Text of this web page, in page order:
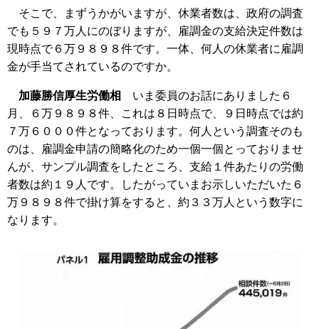
そこで、まずうかがいますが、休業者数は、政府の調査
でも５９７万人にのぼりますが、雇調金の支給決定件数は
現時点で６万９８９８件です。一体、何人の休業者に雇調
金が手当てされているのですか。
加藤勝信厚生労働相
いま委員のお話にありました６
月、６万９８９８件、これは８日時点で、９日時点では約
７万６０００件となっております。何人という調査そのも
のは、雇調金申請の簡略化のため一個一個とっておりませ
んが、サンプル調査をしたところ、支給１件あたりの労働
者数は約１９人です。したがっていまお示しいただいた６
万９８９８件で掛け算をすると、約３３万人という数字に
なります。